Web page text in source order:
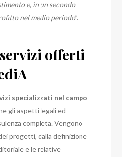
e, in un secondo
nel medio periodo”.
offerti
specializzati nel campo
gli aspetti legali ed
completa. Vengono
progetti, dalla definizione
e le relative